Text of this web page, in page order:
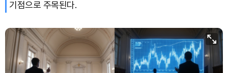
기점으로 주목된다.